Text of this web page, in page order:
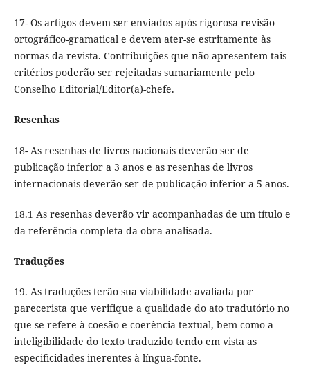
17- Os artigos devem ser enviados após rigorosa revisão
ortográfico-gramatical e devem ater-se estritamente às
normas da revista. Contribuições que não apresentem tais
critérios poderão ser rejeitadas sumariamente pelo
Conselho Editorial/Editor(a)-chefe.
Resenhas
18- As resenhas de livros nacionais deverão ser de
publicação inferior a 3 anos e as resenhas de livros
internacionais deverão ser de publicação inferior a 5 anos.
18.1 As resenhas deverão vir acompanhadas de um título e
da referência completa da obra analisada.
Traduções
19. As traduções terão sua viabilidade avaliada por
parecerista que verifique a qualidade do ato tradutório no
que se refere à coesão e coerência textual, bem como a
inteligibilidade do texto traduzido tendo em vista as
especificidades inerentes à língua-fonte.